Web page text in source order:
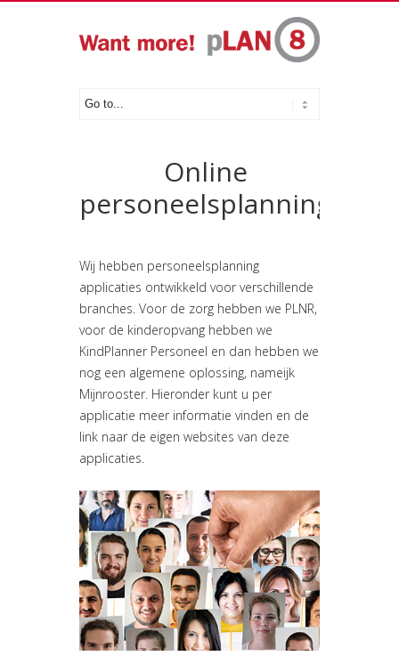
Online
personeelsplanning
Wij hebben personeelsplanning
applicaties ontwikkeld voor verschillende
branches. Voor de zorg hebben we PLNR,
voor de kinderopvang hebben we
KindPlanner Personeel en dan hebben we
nog een algemene oplossing, nameijk
Mijnrooster. Hieronder kunt u per
applicatie meer informatie vinden en de
link naar de eigen websites van deze
applicaties.